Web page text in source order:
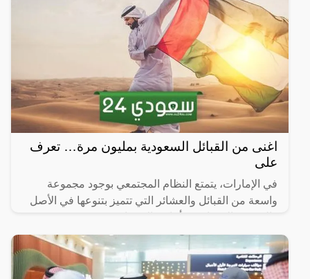
اغنى من القبائل السعودية بمليون مرة… تعرف
على
في الإمارات، يتمتع النظام المجتمعي بوجود مجموعة
واسعة من القبائل والعشائر التي تتميز بتنوعها في الأصل